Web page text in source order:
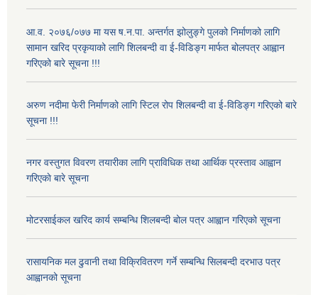
आ.व. २०७६/०७७ मा यस ष.न.पा. अन्तर्गत झोलुङ्गे पुलको निर्माणको लागि
सामान खरिद प्रकृयाको लागि शिलबन्दी वा ई-विडिङ्ग मार्फत बोलपत्र आह्वान
गरिएको बारे सूचना !!!
अरुण नदीमा फेरी निर्माणको लागि स्टिल रोप शिलबन्दी वा ई-विडिङ्ग गरिएको बारे
सूचना !!!
नगर वस्तुगत विवरण तयारीका लागि प्राविधिक तथा आर्थिक प्रस्ताव आह्वान
गरिएकाे बारे सूचना
मोटरसाईकल खरिद कार्य सम्बन्धि शिलबन्दी बोल पत्र आह्वान गरिएको सूचना
रासायनिक मल ढुवानी तथा विक्रिवितरण गर्ने सम्बन्धि सिलबन्दी दरभाउ पत्र
आह्वानको सूचना